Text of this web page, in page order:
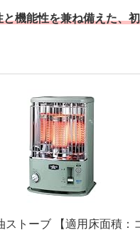
と機能性を兼ね備えた、
ストーブ 【適用床面積：